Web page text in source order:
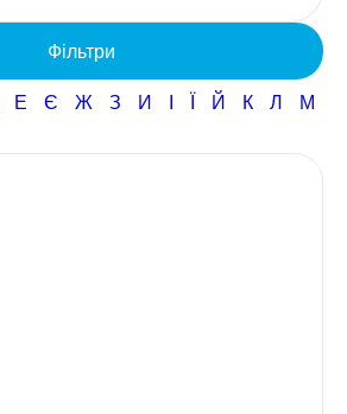
Фільтри
Е Є Ж З И І Ї Й К Л М